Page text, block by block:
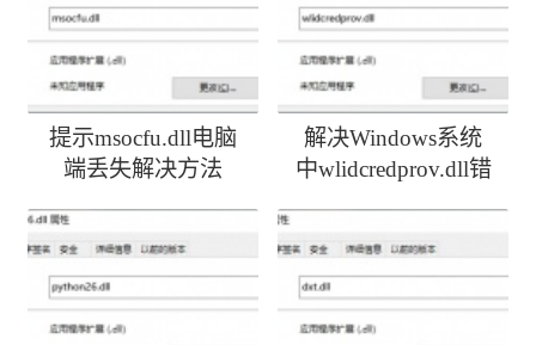
提示msocfu.dll电脑
端丢失解决方法
解决Windows系统
中wlidcredprov.dll错